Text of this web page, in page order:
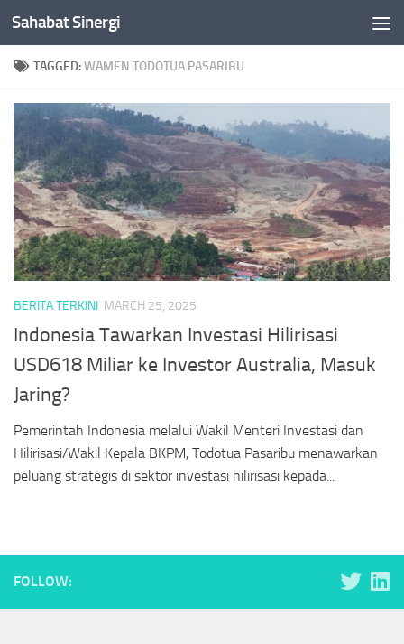
Skip to content
Sahabat Sinergi
TAGGED:WAMEN TODOTUA PASARIBU
BERITA TERKINI MARCH 25, 2025
Indonesia Tawarkan Investasi Hilirisasi
USD618 Miliar ke Investor Australia, Masuk
Jaring?
Pemerintah Indonesia melalui Wakil Menteri Investasi dan
Hilirisasi/Wakil Kepala BKPM, Todotua Pasaribu menawarkan
peluang strategis di sektor investasi hilirisasi kepada...
FOLLOW: